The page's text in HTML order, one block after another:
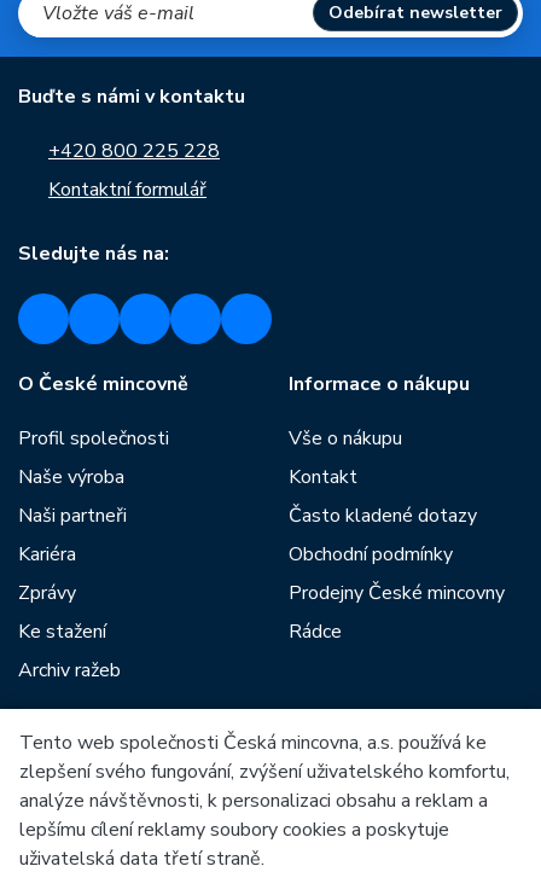
Odebírat newsletter
Buďte s námi v kontaktu
+420 800 225 228
Kontaktní formulář
Sledujte nás na:
O České mincovně
Profil společnosti
Naše výroba
Naši partneři
Kariéra
Zprávy
Ke stažení
Archiv ražeb
Informace o nákupu
Vše o nákupu
Kontakt
Často kladené dotazy
Obchodní podmínky
Prodejny České mincovny
Rádce
Mezi naše partnery patří:
Tento web společnosti Česká mincovna, a.s. používá ke
zlepšení svého fungování, zvýšení uživatelského komfortu,
analýze návštěvnosti, k personalizaci obsahu a reklam a
lepšímu cílení reklamy soubory cookies a poskytuje
uživatelská data třetí straně.